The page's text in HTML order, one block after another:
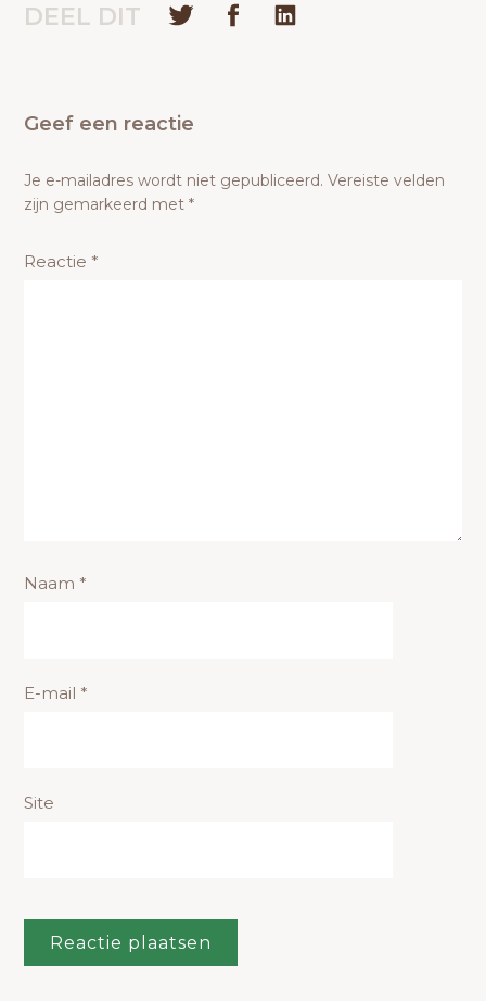
DEEL DIT
Geef een reactie
Je e-mailadres wordt niet gepubliceerd. Vereiste velden
zijn gemarkeerd met*
Reactie *
Naam *
E-mail *
Site